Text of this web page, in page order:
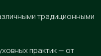
традиционными
практик — от